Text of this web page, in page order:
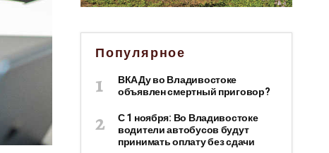
Популярное
ВКАДу во Владивостоке
объявлен смертный приговор?
С 1 ноября: Во Владивостоке
водители автобусов будут
принимать оплату без сдачи